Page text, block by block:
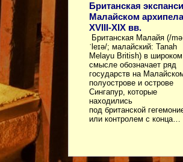
Британская
Малайском
XVIII-XIX вв.
Британская Малайя (/mə
ˈleɪə/; малайский: Tanah
Melayu British) в широком
смысле обозначает ряд
государств на
полуострове и острове
Сингапур, которые
находились
под британской
или контролем с конца…